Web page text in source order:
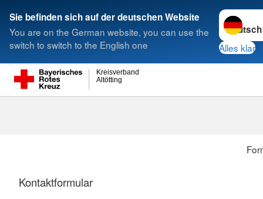
Sie befinden sich auf der deutschen Website
You are on the German website, you can use the
switch to switch to the English one
Sprache
Alles klar
Altötting
Kreisverband
Suche
Kontaktformular